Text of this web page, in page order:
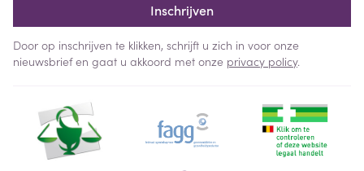
Inschrijven
Door op inschrijven te klikken, schrijft u zich in voor onze
nieuwsbrief en gaat u akkoord met onze privacy policy.